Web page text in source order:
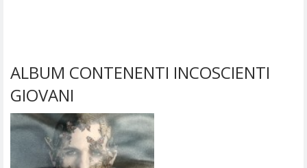
ALBUM CONTENENTI INCOSCIENTI
GIOVANI